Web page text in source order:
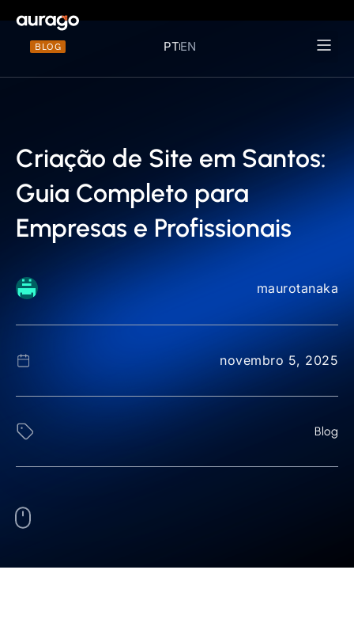
BLOG PTEN
Criação de Site em Santos:
Guia Completo para
Empresas e Profissionais
maurotanaka
novembro 5, 2025
Blog